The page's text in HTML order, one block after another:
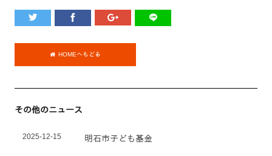
HOMEへもどる
その他のニュース
2025-12-15 明石市子ども基金